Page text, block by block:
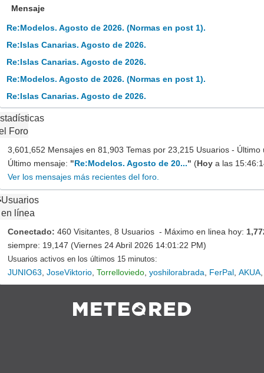
Mensaje
Re:Modelos. Agosto de 2026. (Normas en post 1).
Re:Islas Canarias. Agosto de 2026.
Re:Islas Canarias. Agosto de 2026.
Re:Modelos. Agosto de 2026. (Normas en post 1).
Re:Islas Canarias. Agosto de 2026.
Foro
3,601,652 Mensajes en 81,903 Temas por 23,215 Usuarios -
Último mensaje: "Re:Modelos. Agosto de 20..." (Hoy a las
Ver los mensajes más recientes del foro.
Usuarios
en línea
Conectado: 460 Visitantes, 8 Usuarios - Máximo en linea hoy:
siempre: 19,147 (Viernes 24 Abril 2026 14:01:22 PM)
Usuarios activos en los últimos 15 minutos:
JUNIO63 JoseViktorio Torrelloviedo yoshilorabrada FerPal AKUA